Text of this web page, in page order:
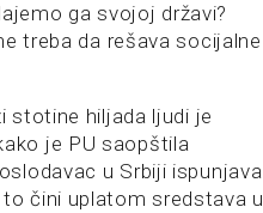
ga svojoj državi?
treba da rešava socijalne
stotine hiljada ljudi je
je PU saopštila
u Srbiji ispunjava
čini uplatom sredstava u